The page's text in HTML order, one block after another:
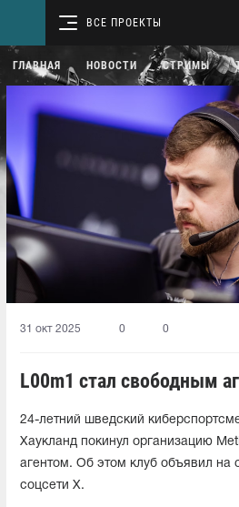
ВСЕ ПРОЕКТЫ
ГЛАВНАЯ НОВОСТИ СТРИМЫ
31 окт 2025 0 0
L00m1⁠ стал свободным
24-летний шведский
Хаукланд покинул организацию
агентом. Об этом клуб объявил на
соцсети X.